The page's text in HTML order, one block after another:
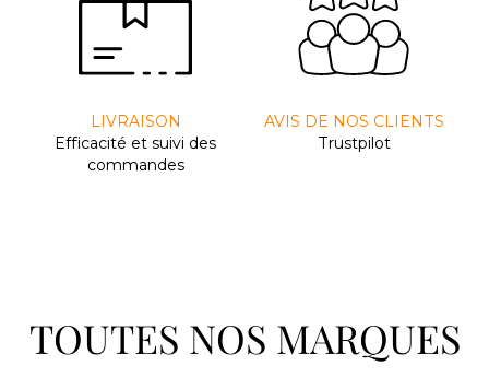
LIVRAISON
Efﬁcacité et suivi des
commandes
AVIS DE NOS CLIENTS
Trustpilot
TOUTES NOS MARQUES